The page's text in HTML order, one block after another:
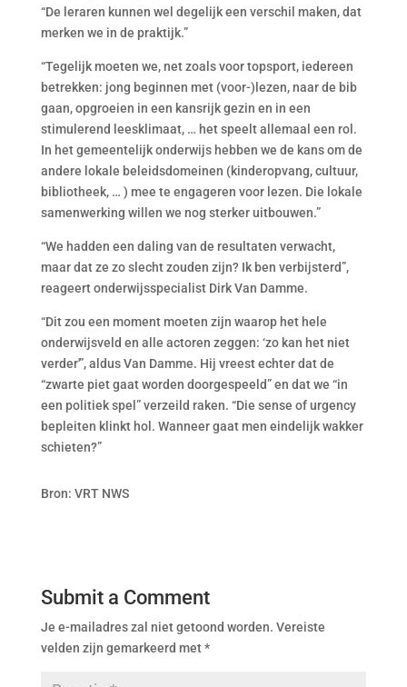
“De leraren kunnen wel degelijk een verschil maken, dat
merken we in de praktijk.”
“Tegelijk moeten we, net zoals voor topsport, iedereen
betrekken: jong beginnen met (voor-)lezen, naar de bib
gaan, opgroeien in een kansrijk gezin en in een
stimulerend leesklimaat, … het speelt allemaal een rol.
In het gemeentelijk onderwijs hebben we de kans om de
andere lokale beleidsdomeinen (kinderopvang, cultuur,
bibliotheek, … ) mee te engageren voor lezen. Die lokale
samenwerking willen we nog sterker uitbouwen.”
“We hadden een daling van de resultaten verwacht,
maar dat ze zo slecht zouden zijn? Ik ben verbijsterd”,
reageert onderwijsspecialist Dirk Van Damme.
“Dit zou een moment moeten zijn waarop het hele
onderwijsveld en alle actoren zeggen: ‘zo kan het niet
verder'”, aldus Van Damme. Hij vreest echter dat de
“zwarte piet gaat worden doorgespeeld” en dat we “in
een politiek spel” verzeild raken. “Die sense of urgency
bepleiten klinkt hol. Wanneer gaat men eindelijk wakker
schieten?”
Bron: VRT NWS
Submit a Comment
Je e-mailadres zal niet getoond worden. Vereiste
velden zijn gemarkeerd met*